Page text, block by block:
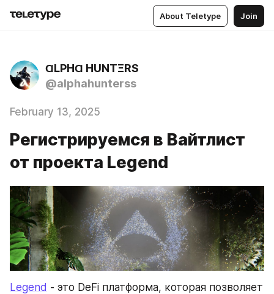
About Teletype Join
ⱭLPHⱭ HUNTΞRS
@alphahunterss
February 13, 2025
Регистрируемся в Вайтлист
от проекта Legend
Legend - это DeFi платформа, которая позволяет